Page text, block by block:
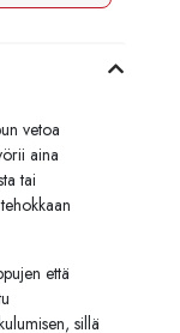
vetoa
aina
tai
että
sillä